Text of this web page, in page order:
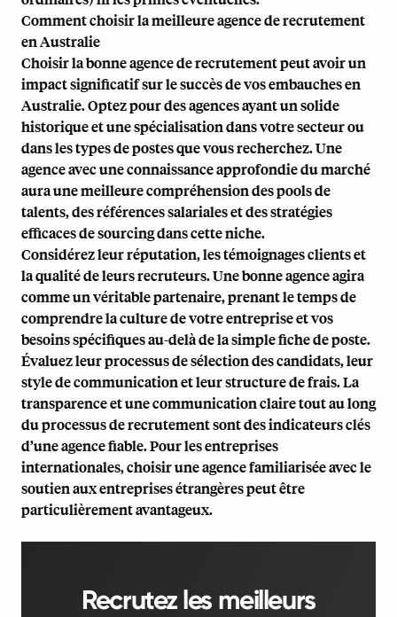
Comment choisir la meilleure agence de recrutement
en Australie
Choisir la bonneagence de recrutementpeut avoir un
impact significatif sur le succès de vos embauches en
Australie. Optez pour des agences ayant un solide
historique et une spécialisation dans votre secteur ou
dans les types de postes que vous recherchez. Une
agence avec une connaissance approfondie du marché
aura une meilleure compréhension des pools de
talents, des références salariales et des stratégies
efficaces de sourcing dans cette niche.
Considérez leur réputation, les témoignages clients et
la qualité de leurs recruteurs. Une bonne agence agira
comme un véritable partenaire, prenant le temps de
comprendre la culture de votre entreprise et vos
besoins spécifiques au-delà de la simple fiche de poste.
Évaluez leur processus de sélection des candidats, leur
style de communication et leur structure de frais. La
transparence et une communication claire tout au long
du processus de recrutement sont des indicateurs clés
d’une agence fiable. Pour les entreprises
internationales, choisir une agence familiarisée avec le
soutien aux entreprises étrangères peut être
particulièrement avantageux.
Recrutez les meilleurs